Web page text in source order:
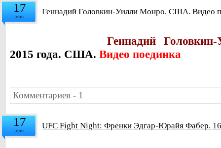
17
мая Геннадий Головкин-Уилли Монро. США. Видео
Геннадий
2015 года. США. Видео поединка
Комментариев - 1
17
мая UFC Fight Night: Френки Эдгар-Юрайя Фабер.